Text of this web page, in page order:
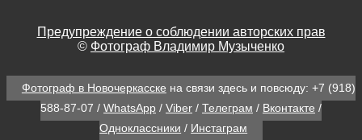
Предупреждение о соблюдении авторских прав
© Фотограф Владимир Музыченко
Фотограф в Новочеркасске на связи здесь и повсюду: +7 (918)
588-87-07 / WhatsApp / Viber / Телеграм / Вконтакте /
Одноклассники / Инстаграм